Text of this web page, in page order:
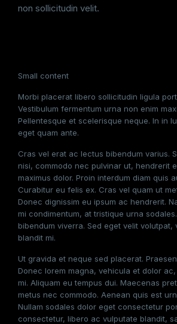
non sollicitudin velit.
Small content
Morbi placerat libero sollicitudin ligula
Vestibulum fermentum urna non enim
Pellentesque et scelerisque neque. In in
eget quam ante.
Cras vel erat ac lectus bibendum varius.
nisi, commodo nec pulvinar ut, hendrerit
maximus dolor. Proin interdum diam quis
Curabitur eu felis ex. Cras vel quam ut
Donec dignissim eu ipsum ac hendrerit.
mi condimentum, at tristique urna
bibendum viverra. Sed eget velit volutpat,
blandit mi.
Ut gravida et neque sed placerat.
Donec lorem magna, vehicula et dolor
mi. Aliquam eu tempus dui. Maecenas
metus nec commodo. Aenean quis est
Nullam sodales dolor eget consectetur
consectetur, libero ac vulputate blandit,